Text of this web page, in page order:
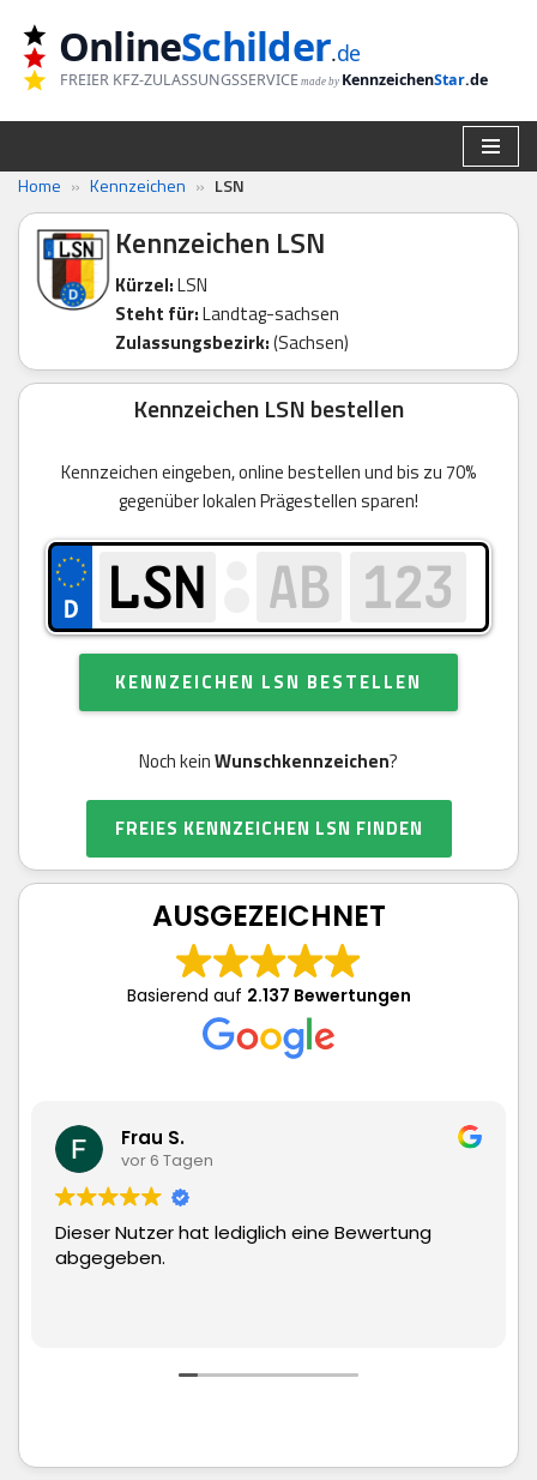
Zum
Inhalt
springen
OnlineSchilder.de
FREIER KFZ-ZULASSUNGSSERVICE made by KennzeichenStar.de
Home » Kennzeichen » LSN
Kennzeichen LSN
Kürzel:LSN
Steht für:Landtag-sachsen
Zulassungsbezirk:(Sachsen)
Kennzeichen LSN bestellen
Kennzeichen eingeben, online bestellen und bis zu 70%
gegenüber lokalen Prägestellen sparen!
KENNZEICHEN LSN BESTELLEN
Noch keinWunschkennzeichen?
FREIES KENNZEICHEN LSN FINDEN
AUSGEZEICHNET
Basierend auf 2.137 Bewertungen
S.
6 Tagen
hat lediglich eine Bewertung